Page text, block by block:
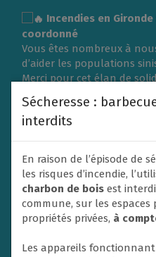
Incendies en
coordonné
Vous êtes nombreux à
d’aider les populations
Merci pour cet élan de
matériel nécessite une
répondre aux besoins
des Maires de France
privilégiant un soutien
efficacement aux secours
victimes.
Un don va donc être
de Le Rheu à la Protection
financiers sont privilégiés
Sécheresse :
interdits
En raison de l’épisode de
les risques d’incendie,
charbon de bois est
commune, sur les espaces
propriétés privées, à
Les appareils fonctionnant